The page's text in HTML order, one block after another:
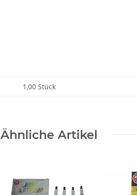
1,00 Stück
Ähnliche Artikel